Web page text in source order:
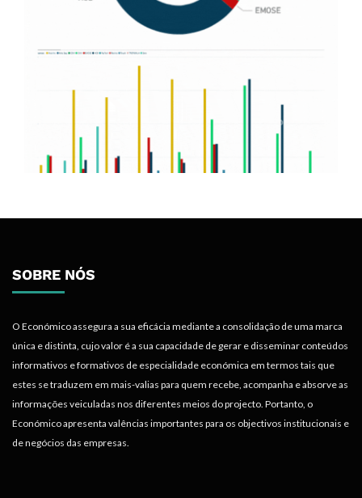
SOBRE NÓS
O Económico assegura a sua eficácia mediante a consolidação de uma marca
única e distinta, cujo valor é a sua capacidade de gerar e disseminar conteúdos
informativos e formativos de especialidade económica em termos tais que
estes se traduzem em mais-valias para quem recebe, acompanha e absorve as
informações veiculadas nos diferentes meios do projecto. Portanto, o
Económico apresenta valências importantes para os objectivos institucionais e
de negócios das empresas.